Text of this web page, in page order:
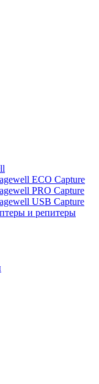
ECO Capture
PRO Capture
USB Capture
и репитеры